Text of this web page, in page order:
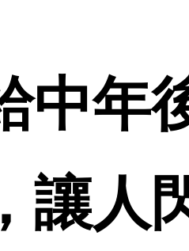
中年
讓人